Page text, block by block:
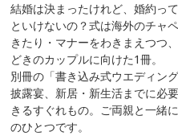
結婚は決まったけれど、婚約っ
といけないの？式は海外のチャ
きたり・マナーをわきまえつつ
どきのカップルに向けた1冊。
別冊の「書き込み式ウエディン
披露宴、新居・新生活までに必
きるすぐれもの。ご両親と一緒
のひとつです。